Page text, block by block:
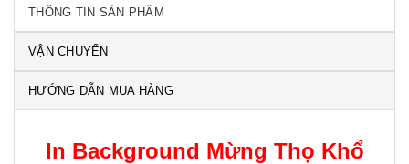
THÔNG TIN SẢN PHẨM
VẬN CHUYỂN
HƯỚNG DẪN MUA HÀNG
In Background Mừng Thọ Khổ